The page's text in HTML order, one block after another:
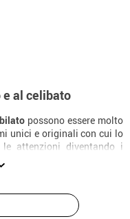
e al celibato
possono essere molto
unici e originali con cui lo
attenzioni diventando i
Lo sappiamo e, per
catalogo di parrucche per
alla celebrazione. Sono
dimensioni e colori, così